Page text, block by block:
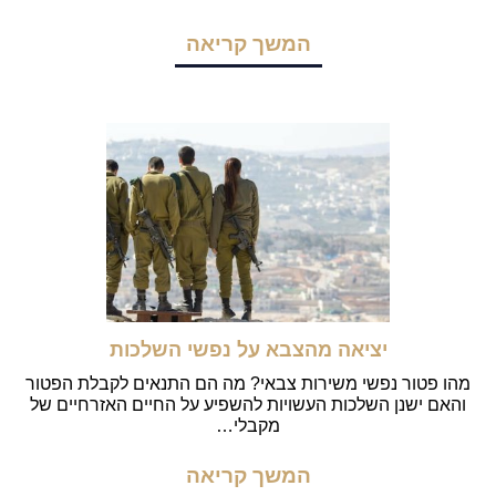
המשך קריאה
יציאה מהצבא על נפשי השלכות
מהו פטור נפשי משירות צבאי? מה הם התנאים לקבלת הפטור
והאם ישנן השלכות העשויות להשפיע על החיים האזרחיים של
מקבלי…
המשך קריאה